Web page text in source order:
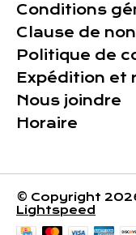
Conditions
Clause de
Politique de
Expédition et
Nous joindre
Horaire
© Copyright
Lightspeed